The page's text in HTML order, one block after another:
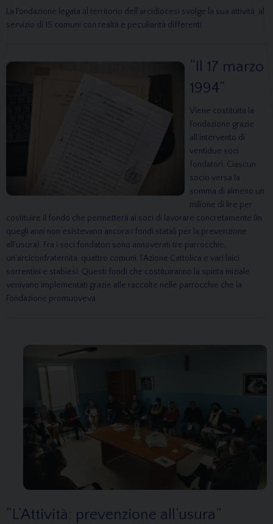
La Fondazione legata al territorio dell’arcidiocesi svolge la sua attività al
servizio di 15 comuni con realtà e peculiarità differenti.
“Il 17 marzo
1994”
Viene costituita la
Fondazione grazie
all’intervento di
ventidue soci
fondatori. Ciascun
socio versa la
somma di almeno un
milione di lire per
costituire il fondo che permetterà ai soci di lavorare concretamente (in
quegli anni non esistevano ancora i fondi statali per la prevenzione
all’usura). Fra i soci fondatori sono annoverati tre parrocchie,
un’arciconfraternita, quattro comuni, l’Azione Cattolica e vari laici
sorrentini e stabiesi. Questi fondi che costituiranno la spinta iniziale
venivano implementati grazie alle raccolte nelle parrocchie che la
Fondazione promuoveva.
“L’Attività: prevenzione all’usura”